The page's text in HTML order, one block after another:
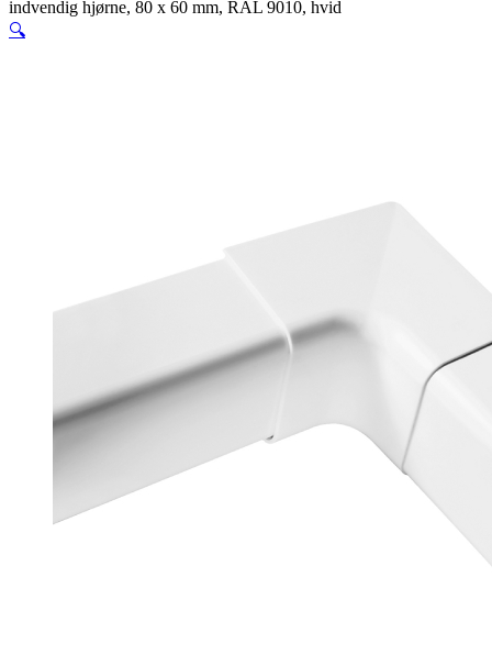
indvendig hjørne, 80 x 60 mm, RAL 9010, hvid
🔍